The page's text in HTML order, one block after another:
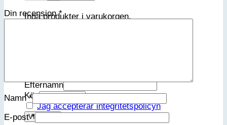
Inga produkter i varukorgen.
Efternamn
Kön
Jag accepterar integritetspolicyn
Din recension*
Namn*
E-post*